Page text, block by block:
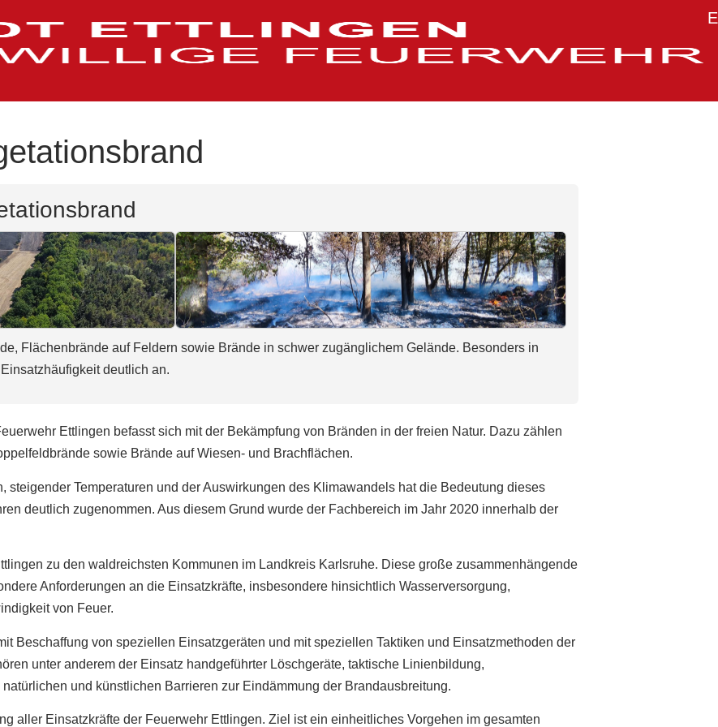
Flächenbrände auf Feldern sowie Brände in schwer zugänglichem Gelände. Besonders in
deutlich an.
Ettlingen befasst sich mit der Bekämpfung von Bränden in der freien Natur. Dazu zählen
sowie Brände auf Wiesen- und Brachflächen.
steigender Temperaturen und der Auswirkungen des Klimawandels hat die Bedeutung dieses
deutlich zugenommen. Aus diesem Grund wurde der Fachbereich im Jahr 2020 innerhalb der
zu den waldreichsten Kommunen im Landkreis Karlsruhe. Diese große zusammenhängende
Anforderungen an die Einsatzkräfte, insbesondere hinsichtlich Wasserversorgung,
von Feuer.
Beschaffung von speziellen Einsatzgeräten und mit speziellen Taktiken und Einsatzmethoden der
unter anderem der Einsatz handgeführter Löschgeräte, taktische Linienbildung,
und künstlichen Barrieren zur Eindämmung der Brandausbreitung.
aller Einsatzkräfte der Feuerwehr Ettlingen. Ziel ist ein einheitliches Vorgehen im gesamten